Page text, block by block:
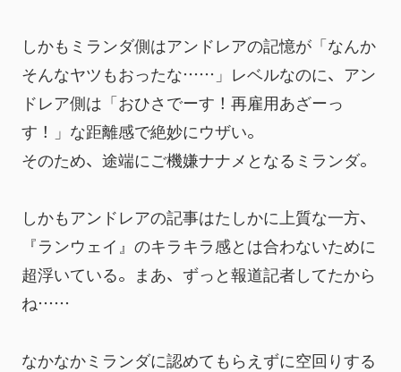
しかもミランダ側はアンドレアの記憶が「なんか
そんなヤツもおったな……」レベルなのに、アン
ドレア側は「おひさでーす！再雇用あざーっ
す！」な距離感で絶妙にウザい。
そのため、途端にご機嫌ナナメとなるミランダ。
しかもアンドレアの記事はたしかに上質な一方、
『ランウェイ』のキラキラ感とは合わないために
超浮いている。まあ、ずっと報道記者してたから
ね……
なかなかミランダに認めてもらえずに空回りする